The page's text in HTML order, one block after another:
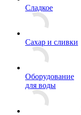
Сладкое
Сахар и сливки
Оборудование
для воды